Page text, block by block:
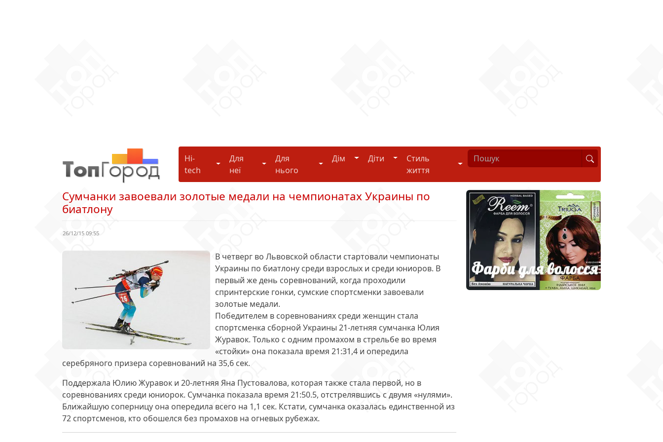
Hi-
tech
Hi-tech
Для
неї
Для неї
Для
нього
Для нього
Дім Дім Діти ДітиСтиль
життя
Стиль життя
Сумчанки завоевали золотые медали на чемпионатах Украины по
биатлону
26/12/15 09:55
В четверг во Львовской области стартовали чемпионаты
Украины по биатлону среди взрослых и среди юниоров. В
первый же день соревнований, когда проходили
спринтерские гонки, сумские спортсменки завоевали
золотые медали.
Победителем в соревнованиях среди женщин стала
спортсменка сборной Украины 21-летняя сумчанка Юлия
Журавок. Только с одним промахом в стрельбе во время
«стойки» она показала время 21:31,4 и опередила
серебряного призера соревнований на 35,6 сек.
Поддержала Юлию Журавок и 20-летняя Яна Пустовалова, которая также стала первой, но в
соревнованиях среди юниорок. Сумчанка показала время 21:50.5, отстрелявшись с двумя «нулями».
Ближайшую соперницу она опередила всего на 1,1 сек. Кстати, сумчанка оказалась единственной из
72 спортсменов, кто обошелся без промахов на огневых рубежах.